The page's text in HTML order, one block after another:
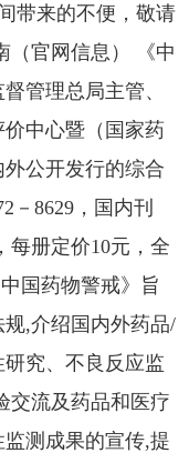
带来的不便，敬请
（官网信息） 《中
管理总局主管、
中心暨（国家药
公开发行的综合
－8629，国内刊
每册定价10元，全
国药物警戒》旨
,介绍国内外药品/
究、不良反应监
交流及药品和医疗
测成果的宣传,提